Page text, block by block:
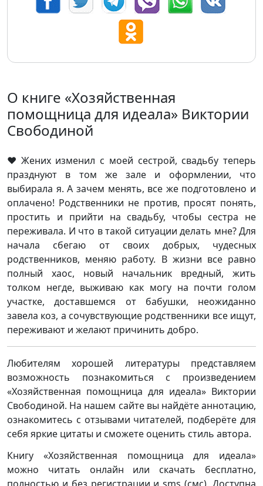
О книге «Хозяйственная
помощница для идеала» Виктории
Свободиной
‍❤️‍Жених изменил с моей сестрой, свадьбу теперь
празднуют в том же зале и оформлении, что
выбирала я. А зачем менять, все же подготовлено и
оплачено! Родственники не против, просят понять,
простить и прийти на свадьбу, чтобы сестра не
переживала. И что в такой ситуации делать мне? Для
начала сбегаю от своих добрых, чудесных
родственников, меняю работу. В жизни все равно
полный хаос, новый начальник вредный, жить
толком негде, выживаю как могу на почти голом
участке, доставшемся от бабушки, неожиданно
завела коз, а сочувствующие родственники все ищут,
переживают и желают причинить добро.
Любителям хорошей литературы представляем
возможность познакомиться с произведением
«Хозяйственная помощница для идеала» Виктории
Свободиной. На нашем сайте вы найдёте аннотацию,
ознакомитесь с отзывами читателей, подберёте для
себя яркие цитаты и сможете оценить стиль автора.
Книгу «Хозяйственная помощница для идеала»
можно читать онлайн или скачать бесплатно,